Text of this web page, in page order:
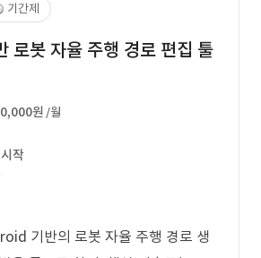
기간제
봇 자율 주행 경로 편집 툴
원 /월
작
기반의 로봇 자율 주행 경로 생